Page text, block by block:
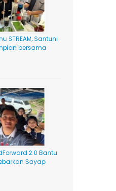
STREAM, Santuni
bersama
2.0 Bantu
Sayap